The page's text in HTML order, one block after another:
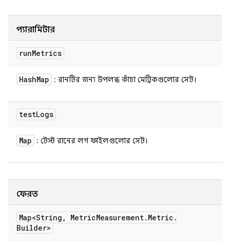
প্যারামিটার
runMetrics
HashMap : রানটির জন্য উপলব্ধ কাঁচা মেট্রিকগুলোর সেট।
testLogs
Map : টেস্ট রানের লগ ফাইলগুলোর সেট।
ফেরত
Map<String , MetricMeasurement. Metric .
Builder>